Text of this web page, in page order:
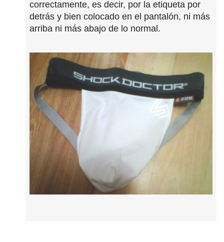
correctamente, es decir, por la etiqueta por
detrás y bien colocado en el pantalón, ni más
arriba ni más abajo de lo normal.